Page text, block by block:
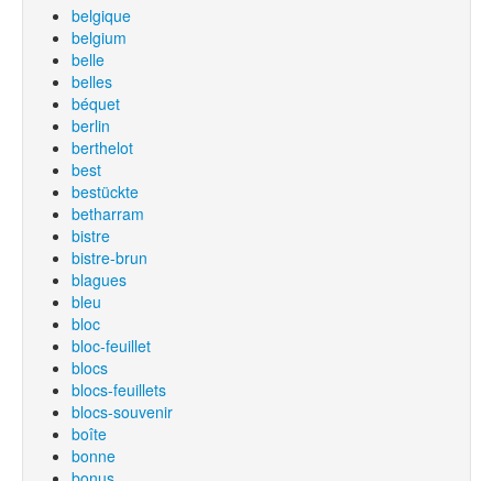
belgique
belgium
belle
belles
béquet
berlin
berthelot
best
bestückte
betharram
bistre
bistre-brun
blagues
bleu
bloc
bloc-feuillet
blocs
blocs-feuillets
blocs-souvenir
boîte
bonne